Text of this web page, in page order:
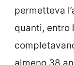
permetteva
quanti, entro